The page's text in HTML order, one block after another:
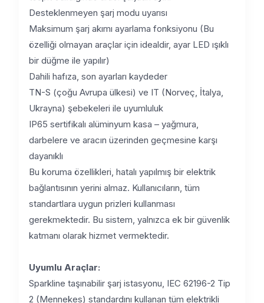
Desteklenmeyen şarj modu uyarısı
Maksimum şarj akımı ayarlama fonksiyonu (Bu
özelliği olmayan araçlar için idealdir, ayar LED ışıklı
bir düğme ile yapılır)
Dahili hafıza, son ayarları kaydeder
TN-S (çoğu Avrupa ülkesi) ve IT (Norveç, İtalya,
Ukrayna) şebekeleri ile uyumluluk
IP65 sertifikalı alüminyum kasa – yağmura,
darbelere ve aracın üzerinden geçmesine karşı
dayanıklı
Bu koruma özellikleri, hatalı yapılmış bir elektrik
bağlantısının yerini almaz. Kullanıcıların, tüm
standartlara uygun prizleri kullanması
gerekmektedir. Bu sistem, yalnızca ek bir güvenlik
katmanı olarak hizmet vermektedir.
Uyumlu Araçlar:
Sparkline taşınabilir şarj istasyonu, IEC 62196-2 Tip
2 (Mennekes) standardını kullanan tüm elektrikli